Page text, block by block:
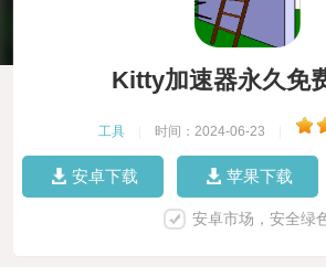
Kitty加速器永久免
工具 时间：2024-06-23
安卓下载 苹果下载
安卓市场，安全绿